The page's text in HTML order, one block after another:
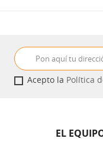
Acepto la Política
EL